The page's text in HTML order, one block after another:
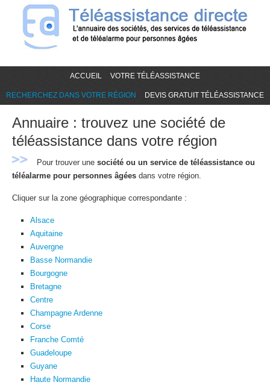
ACCUEIL VOTRE TÉLÉASSISTANCE
RECHERCHEZ DANS VOTRE RÉGION DEVIS GRATUIT TÉLÉASSISTANCE
Annuaire : trouvez une société de
téléassistance dans votre région
Pour trouver une société ou un service de téléassistance ou
téléalarme pour personnes âgées dans votre région.
Cliquer sur la zone géographique correspondante :
Alsace
Aquitaine
Auvergne
Basse Normandie
Bourgogne
Bretagne
Centre
Champagne Ardenne
Corse
Franche Comté
Guadeloupe
Guyane
Haute Normandie